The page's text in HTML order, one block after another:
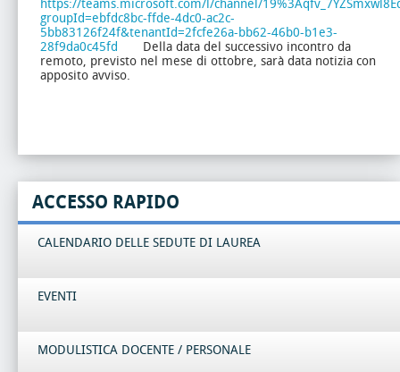
https://teams.microsoft.com/l/channel/
groupId=ebfdc8bc-ffde-4dc0-ac2c-
5bb83126f24f&tenantId=2fcfe26a-bb62-46b0-b1e3-
28f9da0c45fd
Della data del successivo incontro da
remoto, previsto nel mese di ottobre, sarà data notizia con
apposito avviso.
ACCESSO RAPIDO
CALENDARIO DELLE SEDUTE DI LAUREA
EVENTI
MODULISTICA DOCENTE / PERSONALE